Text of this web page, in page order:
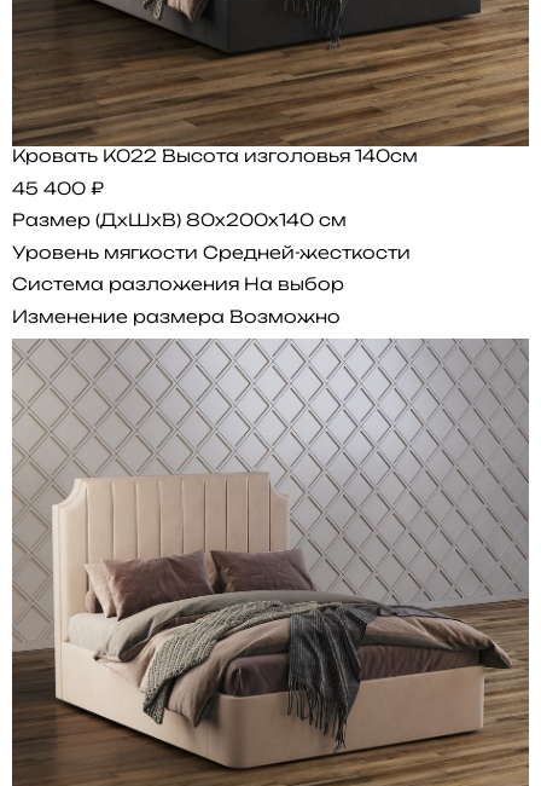
Кровать K022 Высота изголовья 140см
45 400 ₽
Размер (ДхШхВ) 80x200x140 см
Уровень мягкости Средней-жесткости
Система разложения На выбор
Изменение размера Возможно